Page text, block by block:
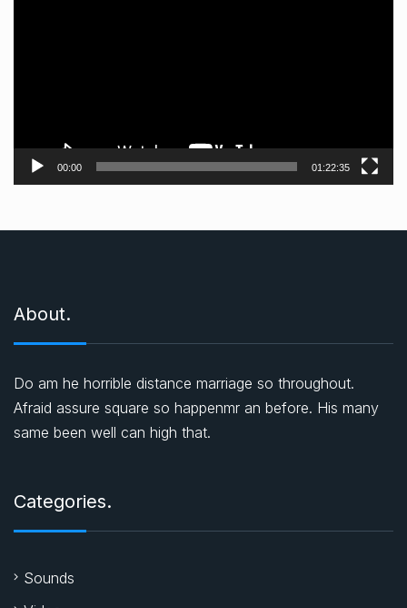
n
ı
00:00 01:22:35
About.
Do am he horrible distance marriage so throughout.
Afraid assure square so happenmr an before. His many
same been well can high that.
Categories.
Sounds